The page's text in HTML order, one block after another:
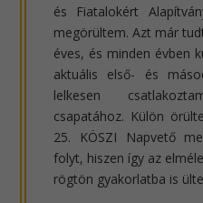
és Fiatalokért
megörültem. Azt már
éves, és minden évben
aktuális első- és
lelkesen
csapatához. Külön
25. KÖSZI Napvető
folyt, hiszen így az
rögtön gyakorlatba is